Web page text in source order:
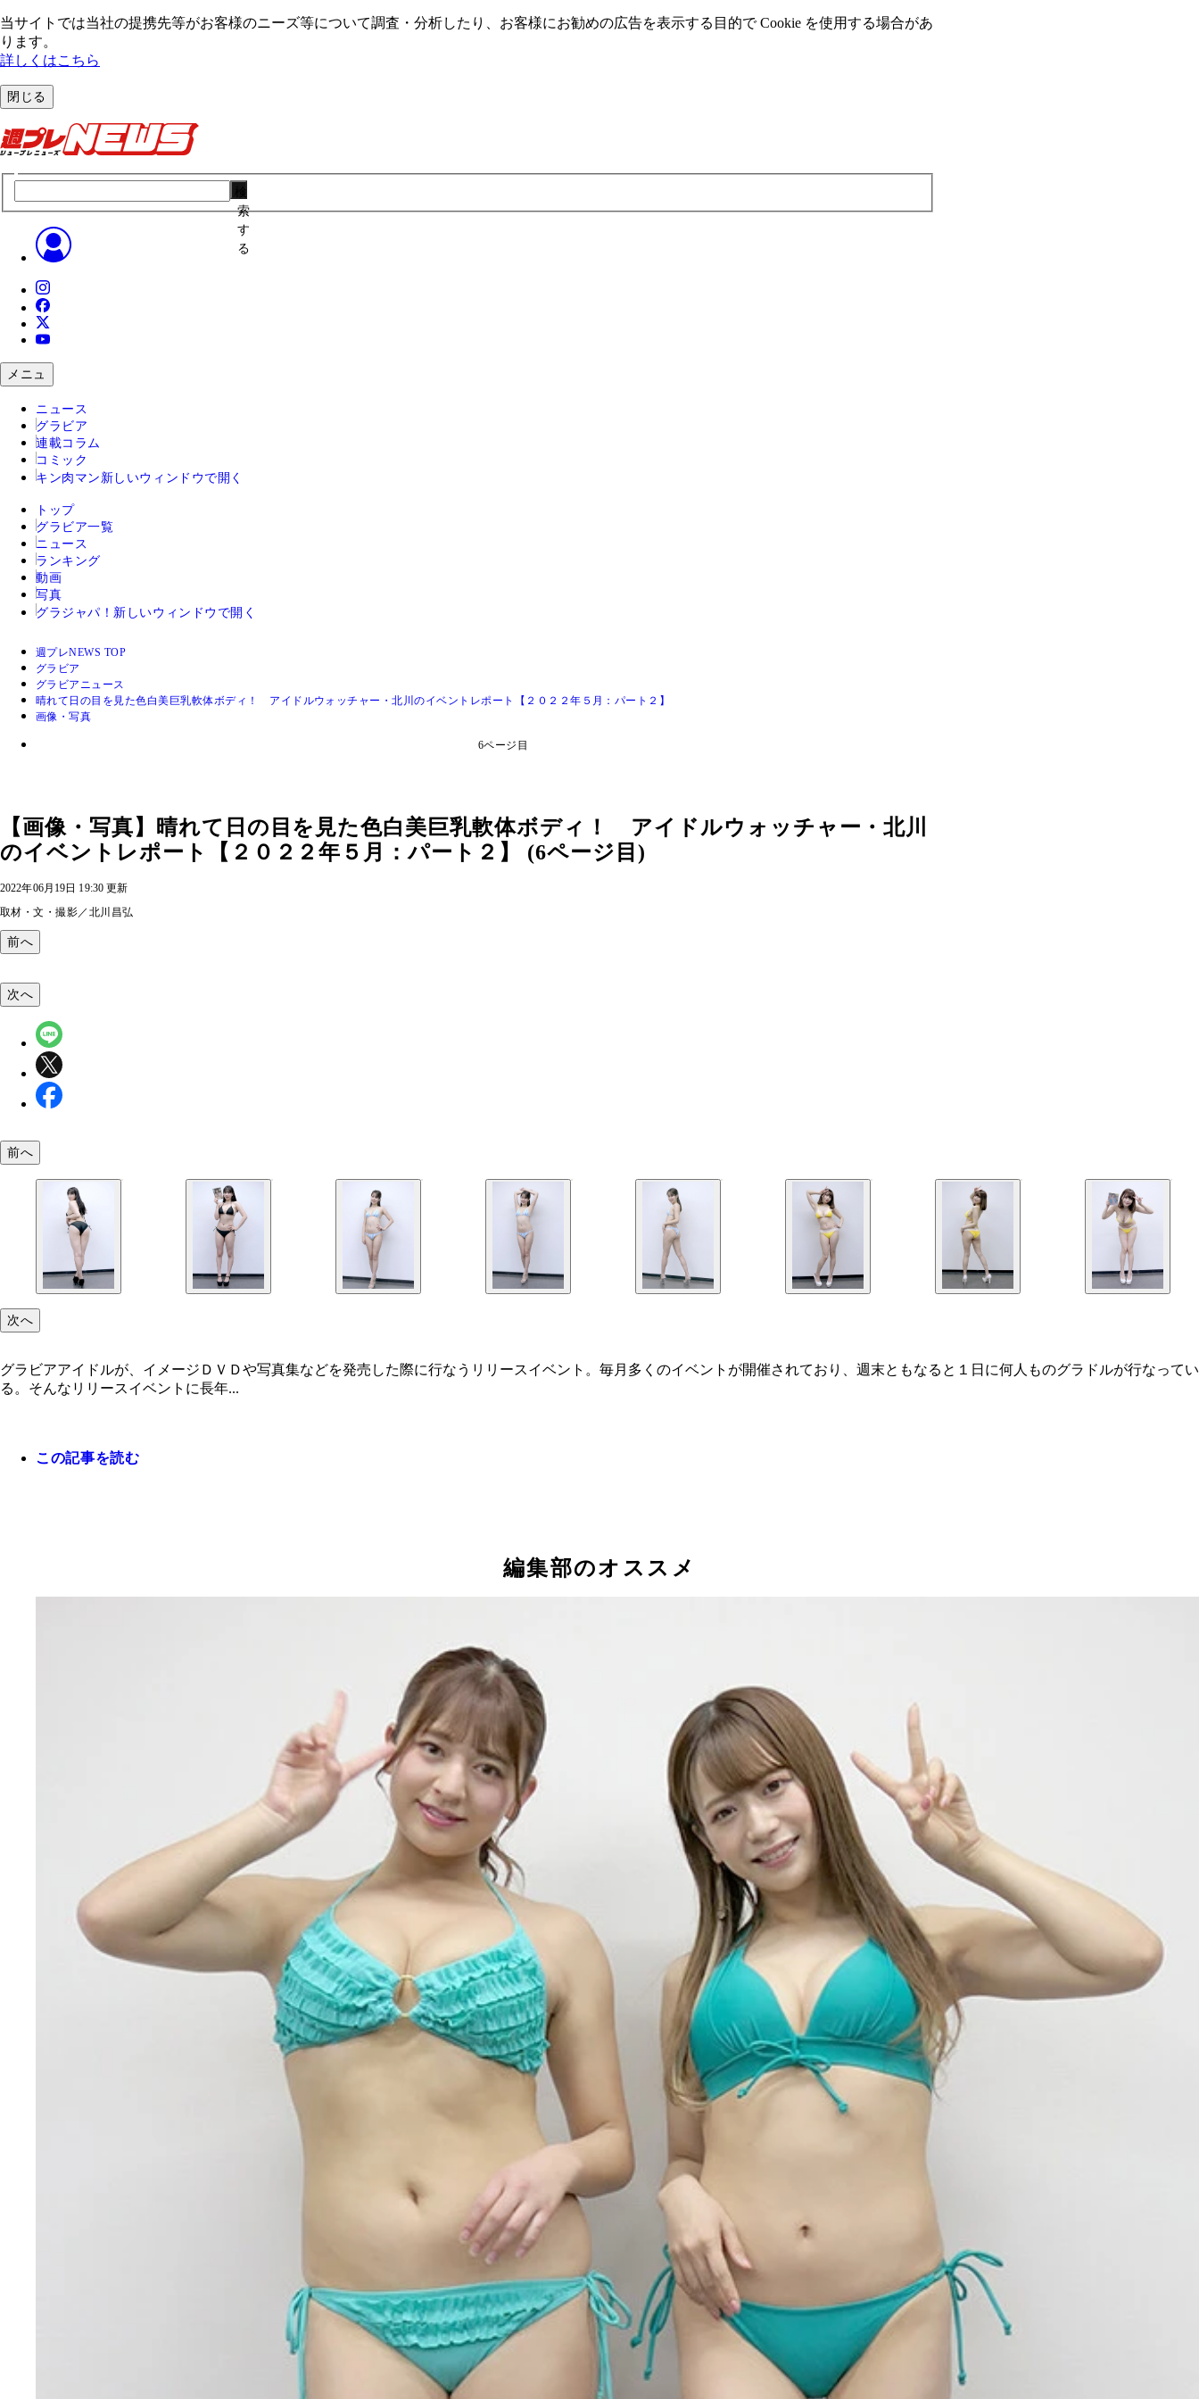
当サイトでは当社の提携先等がお客様のニーズ等について調査・分析したり、お客様にお勧めの広告を表⽰する⽬的で Cookie を使⽤する場合があ
ります。
詳しくはこちら
閉じる
索
す
る
メニュ
ニュース
グラビア
連載コラム
コミック
キン肉マン 新しいウィンドウで開く
トップ
グラビア一覧
ニュース
ランキング
動画
写真
グラジャパ！ 新しいウィンドウで開く
週プレNEWS TOP
グラビア
グラビアニュース
晴れて日の目を見た色白美巨乳軟体ボディ！ アイドルウォッチャー・北川のイベントレポート【２０２２年５月：パート２】
画像・写真
6ページ目
【画像・写真】晴れて日の目を見た色白美巨乳軟体ボディ！ アイドルウォッチャー・北川
のイベントレポート【２０２２年５月：パート２】 (6ページ目)
2022年06月19日 19:30 更新
取材・文・撮影／北川昌弘
前へ
次へ
前へ
次へ
グラビアアイドルが、イメージＤＶＤや写真集などを発売した際に行なうリリースイベント。毎月多くのイベントが開催されており、週末ともなると１日に何人ものグラドルが行なってい
る。そんなリリースイベントに長年...
この記事を読む
編集部のオススメ